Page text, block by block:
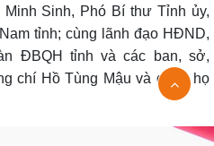
Sinh, Phó Bí thư Tỉnh ủy,
tỉnh; cùng lãnh đạo HĐND,
ĐBQH tỉnh và các ban, sở,
chí Hồ Tùng Mậu và dòng họ